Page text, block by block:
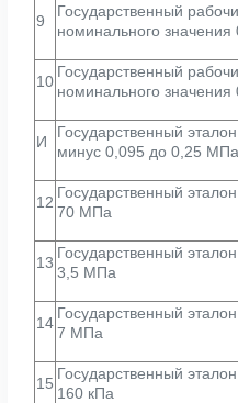
9
Государственный
номинального значения
10
Государственный
номинального значения
И
Государственный
минус 0,095 до 0,25
12
Государственный
70 МПа
13
Государственный
3,5 МПа
14
Государственный
7 МПа
15
Государственный
160 кПа